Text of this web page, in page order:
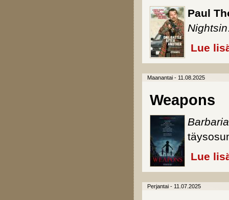
Paul
Nightsin
Lue
Maanantai - 11.08.2025
Weapons
Lue
Perjantai - 11.07.2025